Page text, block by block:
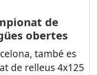
de
obertes
també es
de relleus 4x125